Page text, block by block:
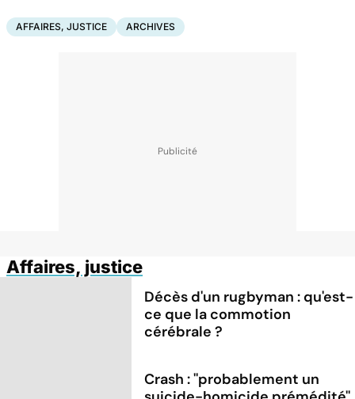
AFFAIRES, JUSTICE ARCHIVES
Affaires, justice
Décès d'un rugbyman : qu'est-
ce que la commotion
cérébrale ?
Crash : ''probablement un